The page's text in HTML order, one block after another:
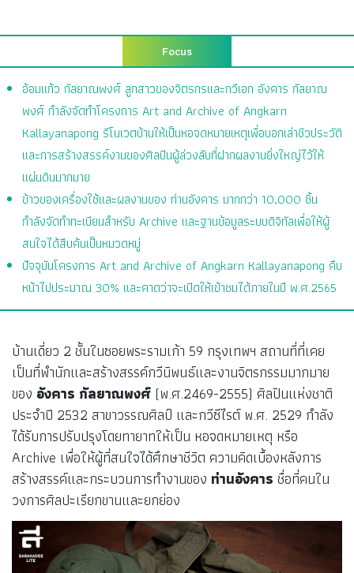
Focus
อ้อมแก้ว กัลยาณพงศ์ ลูกสาวของจิตรกรและกวีเอก อังคาร กัลยาณ
พงศ์ กำลังจัดทำโครงการ Art and Archive of Angkarn
Kallayanapong รีโนเวตบ้านให้เป็นหอจดหมายเหตุเพื่อบอกเล่าชีวประวัติ
และการสร้างสรรค์งานของศิลปินผู้ล่วงลับที่ฝากผลงานยิ่งใหญ่ไว้ให้
แผ่นดินมากมาย
ข้าวของเครื่องใช้และผลงานของ ท่านอังคาร มากกว่า 10,000 ชิ้น
กำลังจัดทำทะเบียนสำหรับ Archive และฐานข้อมูลระบบดิจิทัลเพื่อให้ผู้
สนใจได้สืบค้นเป็นหมวดหมู่
ปัจจุบันโครงการ Art and Archive of Angkarn Kallayanapong คืบ
หน้าไปประมาณ 30% และคาดว่าจะเปิดให้เข้าชมได้ภายในปี พ.ศ.2565
บ้านเดี่ยว 2 ชั้นในซอยพระรามเก้า 59 กรุงเทพฯ สถานที่ที่เคย
เป็นที่พำนักและสร้างสรรค์กวีนิพนธ์และงานจิตรกรรมมากมาย
ของ อังคาร กัลยาณพงศ์ (พ.ศ.2469-2555) ศิลปินแห่งชาติ
ประจำปี 2532 สาขาวรรณศิลป์ และกวีซีไรต์ พ.ศ. 2529 กำลัง
ได้รับการปรับปรุงโดยทายาทให้เป็น หอจดหมายเหตุ หรือ
Archive เพื่อให้ผู้ที่สนใจได้ศึกษาชีวิต ความคิดเบื้องหลังการ
สร้างสรรค์และกระบวนการทำงานของ ท่านอังคาร ชื่อที่คนใน
วงการศิลปะเรียกขานและยกย่อง